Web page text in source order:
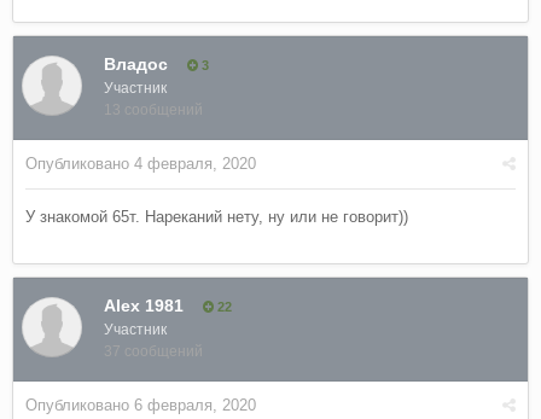
Владос 3
Участник
13 сообщений
Опубликовано 4 февраля, 2020
У знакомой 65т. Нареканий нету, ну или не говорит))
Alex 1981 22
Участник
37 сообщений
Опубликовано 6 февраля, 2020